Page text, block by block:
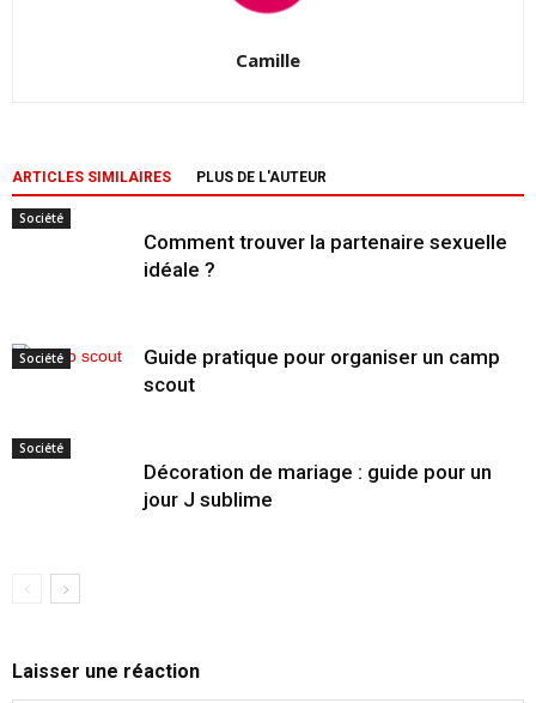
Camille
ARTICLES SIMILAIRES PLUS DE L'AUTEUR
Société
Comment trouver la partenaire sexuelle
idéale ?
Société
Guide pratique pour organiser un camp
scout
Société
Décoration de mariage : guide pour un
jour J sublime
Laisser une réaction